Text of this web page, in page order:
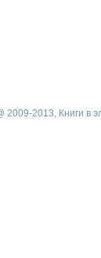
2009-2013, Книги в